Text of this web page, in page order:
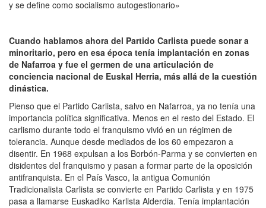
y se define como socialismo autogestionario»
Cuando hablamos ahora del Partido Carlista puede sonar a
minoritario, pero en esa época tenía implantación en zonas
de Nafarroa y fue el germen de una articulación de
conciencia nacional de Euskal Herria, más allá de la cuestión
dinástica.
Pienso que el Partido Carlista, salvo en Nafarroa, ya no tenía una
importancia política significativa. Menos en el resto del Estado. El
carlismo durante todo el franquismo vivió en un régimen de
tolerancia. Aunque desde mediados de los 60 empezaron a
disentir. En 1968 expulsan a los Borbón-Parma y se convierten en
disidentes del franquismo y pasan a formar parte de la oposición
antifranquista. En el País Vasco, la antigua Comunión
Tradicionalista Carlista se convierte en Partido Carlista y en 1975
pasa a llamarse Euskadiko Karlista Alderdia. Tenía implantación